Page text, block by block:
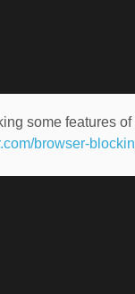
some features
browser-